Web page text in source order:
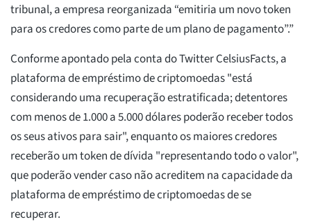
tribunal, a empresa reorganizada “emitiria um novo token
para os credores como parte de um plano de pagamento”.”
Conforme apontado pela conta do Twitter CelsiusFacts, a
plataforma de empréstimo de criptomoedas "está
considerando uma recuperação estratificada; detentores
com menos de 1.000 a 5.000 dólares poderão receber todos
os seus ativos para sair", enquanto os maiores credores
receberão um token de dívida "representando todo o valor",
que poderão vender caso não acreditem na capacidade da
plataforma de empréstimo de criptomoedas de se
recuperar.